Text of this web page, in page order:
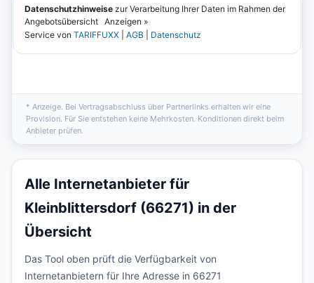
* Anzeige. Bei Vertragsabschluss über Partnerlinks erhalten wir eine
Provision. Für Sie entstehen keine Mehrkosten. Konditionen direkt beim
Anbieter prüfen.
Alle Internetanbieter für
Kleinblittersdorf (66271) in der
Übersicht
Das Tool oben prüft die Verfügbarkeit von
Internetanbietern für Ihre Adresse in 66271